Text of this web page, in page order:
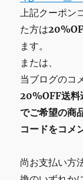
上記クーポン
た方は
ます。
または、
当ブログのコ
20%OFF送料
でご希望の商
コードをコメ
尚お支払い方